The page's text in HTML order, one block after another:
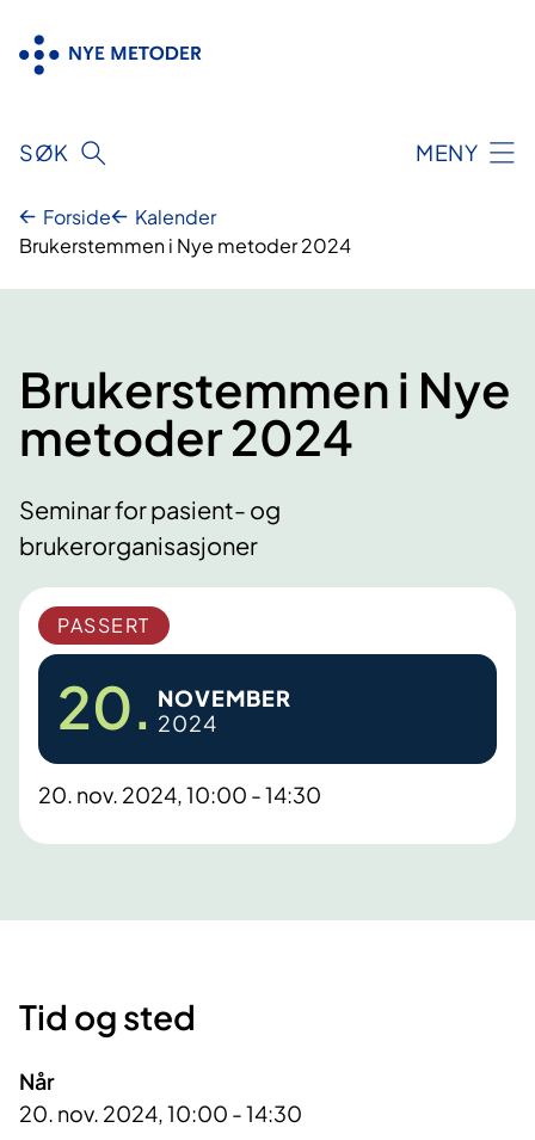
innhold
SØK MENY
Forside
Kalender
Brukerstemmen i Nye metoder 2024
Brukerstemmen i Nye
metoder 2024
Seminar for pasient- og
brukerorganisasjoner
PASSERT
20. NOVEMBER
2024
20. nov. 2024, 10:00 - 14:30
Tid og sted
Når
20. nov. 2024, 10:00 - 14:30